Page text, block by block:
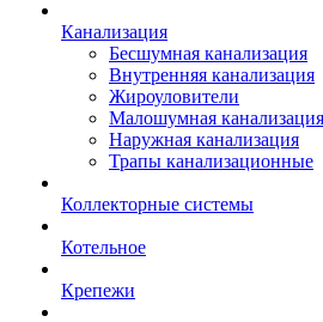
Канализация
Бесшумная канализация
Внутренняя канализация
Жироуловители
Малошумная канализация
Наружная канализация
Трапы канализационные
Коллекторные системы
Котельное
Крепежи